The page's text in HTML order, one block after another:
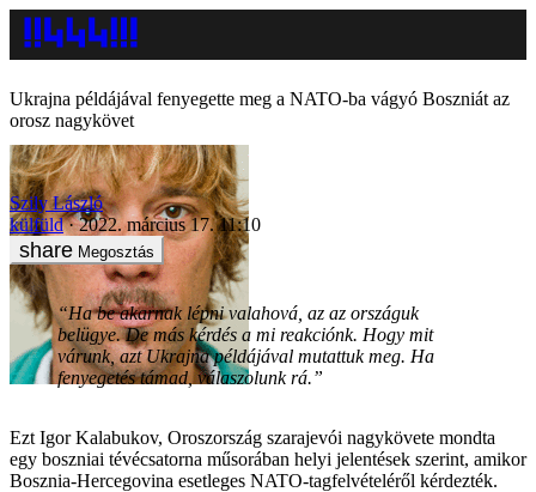
Ukrajna példájával fenyegette meg a NATO-ba vágyó Boszniát az
orosz nagykövet
Szily László
külfüld
2022. március 17. 11:10
Megosztás
“Ha be akarnak lépni valahová, az az országuk
belügye. De más kérdés a mi reakciónk. Hogy mit
várunk, azt Ukrajna példájával mutattuk meg. Ha
fenyegetés támad, válaszolunk rá.”
Ezt Igor Kalabukov, Oroszország szarajevói nagykövete mondta
egy boszniai tévécsatorna műsorában helyi jelentések szerint, amikor
Bosznia-Hercegovina esetleges NATO-tagfelvételéről kérdezték.